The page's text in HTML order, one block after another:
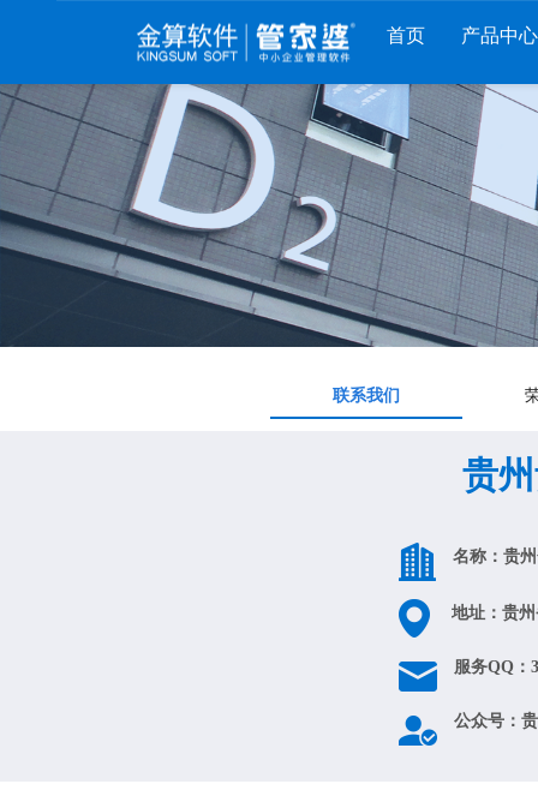
首页 产品中心
财工贸系列
管家婆工贸PRO
管家婆工贸M系列
管家婆工贸ERP
分销系列
管家婆分销ERP A8
管家婆分销ERP S3
管家婆分销ERP V3
管家婆分销ERP V1
服装系列
管家婆服装DRP
管家婆服装net
管家婆服装SII
管家婆服装普及版
联系我们
贵
名称：贵
地址：贵
服务QQ：
公众号：